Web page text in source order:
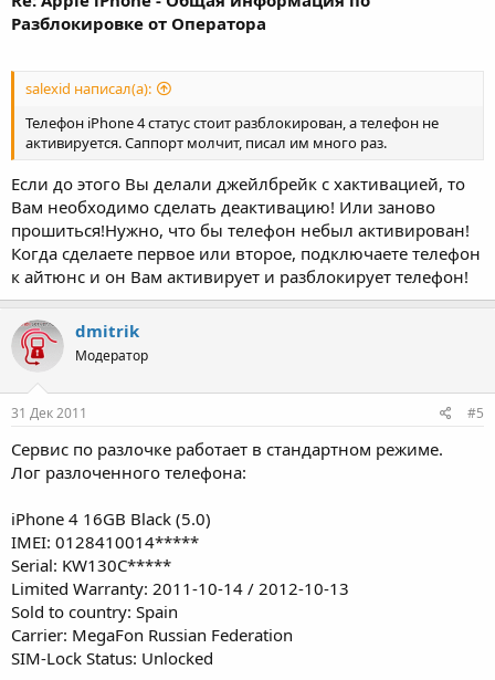
Разблокировке от Оператора
salexid написал(а):
Телефон iPhone 4 статус стоит разблокирован, а телефон не
активируется. Саппорт молчит, писал им много раз.
Если до этого Вы делали джейлбрейк с хактивацией, то
Вам необходимо сделать деактивацию! Или заново
прошиться!Нужно, что бы телефон небыл активирован!
Когда сделаете первое или второе, подключаете телефон
к айтюнс и он Вам активирует и разблокирует телефон!
dmitrik
Модератор
31 Дек 2011 #5
Сервис по разлочке работает в стандартном режиме.
Лог разлоченного телефона:
iPhone 4 16GB Black (5.0)
IMEI: 0128410014*****
Serial: KW130C*****
Limited Warranty: 2011-10-14 / 2012-10-13
Sold to country: Spain
Carrier: MegaFon Russian Federation
SIM-Lock Status: Unlocked